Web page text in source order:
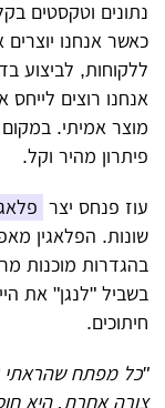
נתונים וטקסטים
ללקוחות, לביצוע
אנחנו רוצים
פיתרון מהיר וקל.
עוז פנחס יצר
שונות. הפלאגין
בהגדרות מוכנות
בשביל "לנגן" את
חיתוכים.
צורה אחרת, היא